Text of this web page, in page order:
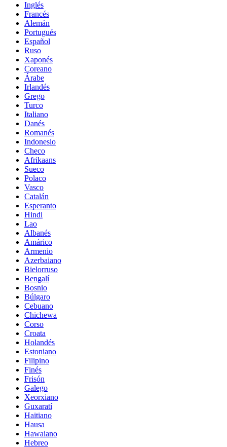
Inglés
Francés
Alemán
Portugués
Español
Ruso
Xaponés
Coreano
Árabe
Irlandés
Grego
Turco
Italiano
Danés
Romanés
Indonesio
Checo
Afrikaans
Sueco
Polaco
Vasco
Catalán
Esperanto
Hindi
Lao
Albanés
Amárico
Armenio
Azerbaiano
Bielorruso
Bengalí
Bosnio
Búlgaro
Cebuano
Chichewa
Corso
Croata
Holandés
Estoniano
Filipino
Finés
Frisón
Galego
Xeorxiano
Guxaratí
Haitiano
Hausa
Hawaiano
Hebreo